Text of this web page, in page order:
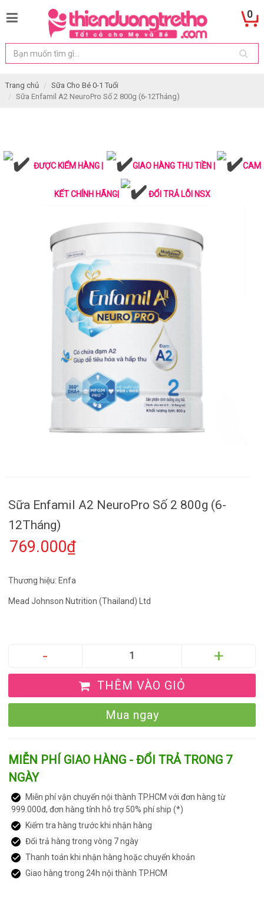
0
Trang chủ
Sữa Cho Bé 0-1 Tuổi
Sữa Enfamil A2 NeuroPro Số 2 800g (6-12Tháng)
ĐƯỢC KIỂM HÀNG | GIAO HÀNG THU TIỀN | CAM
KẾT CHÍNH HÃNG| ĐỔI TRẢ LỖI NSX
Sữa Enfamil A2 NeuroPro Số 2 800g (6-
12Tháng)
769.000₫
Thương hiệu: Enfa
Mead Johnson Nutrition (Thailand) Ltd
THÊM VÀO GIỎ
Mua ngay
MIỄN PHÍ GIAO HÀNG - ĐỔI TRẢ TRONG 7
NGÀY
Miễn phí vận chuyển nội thành TP.HCM với đơn hàng từ
999.000đ, đơn hàng tỉnh hỗ trợ 50% phí ship (*)
Kiểm tra hàng trước khi nhận hàng
Đổi trả hàng trong vòng 7 ngày
Thanh toán khi nhận hàng hoặc chuyển khoản
Giao hàng trong 24h nội thành TP.HCM